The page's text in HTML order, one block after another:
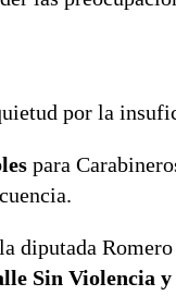
por la
para
diputada
Sin Violencia y